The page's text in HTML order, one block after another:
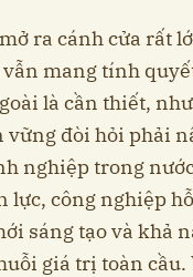
ra cánh cửa rất
mang tính
là cần thiết,
vững đòi hỏi phải
nghiệp trong
lực, công nghiệp
sáng tạo và khả
giá trị toàn cầu.